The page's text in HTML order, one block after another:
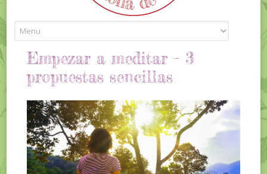
Empezar a meditar – 3
propuestas sencillas